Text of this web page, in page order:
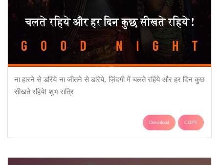
ना हारने से डरिये ना जीतने से डरिये, ज़िंदगी में चलते रहिये और हर दिन कुछ
सीखते रहिये! शुभ रात्रि
Download COPY